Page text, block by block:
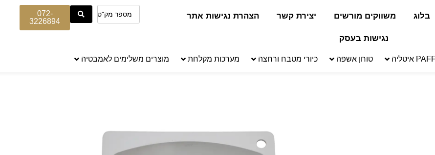
בלוג משווקים מורשים יצירת קשר הצהרת נגישות אתר
נגישות בעסק
072-
3226894
טוחן אשפה כיורי מטבח ורחצה מערכות מקלחת מוצרים משלימים לאמבטיה